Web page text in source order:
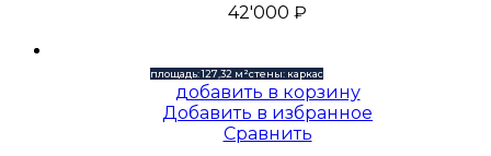
42'000 ₽
площадь: 127,32 м²стены: каркас
добавить в корзину
Добавить в избранное
Сравнить